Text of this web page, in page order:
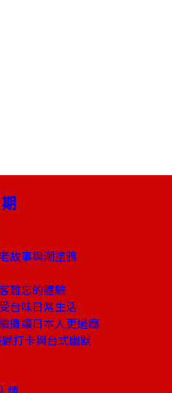
故事與潮塗鴉
難忘的體驗
台味日常生活
攤讓日本人更過癮
打卡與台式幽默